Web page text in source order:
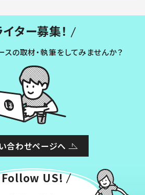
ター募集！
スの取材・執筆をしてみませんか？
合わせページへ
Follow US!